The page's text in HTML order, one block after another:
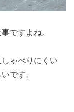
ですよね。
ゃべりにくい
です。